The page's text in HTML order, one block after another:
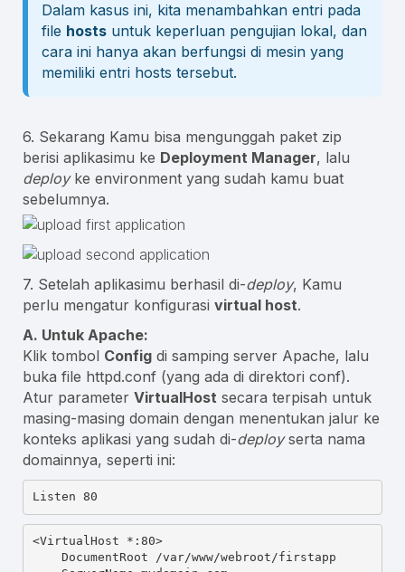
Dalam kasus ini, kita menambahkan entri pada
file hosts untuk keperluan pengujian lokal, dan
cara ini hanya akan berfungsi di mesin yang
memiliki entri hosts tersebut.
6. Sekarang Kamu bisa mengunggah paket zip
berisi aplikasimu ke Deployment Manager, lalu
deployke environment yang sudah kamu buat
sebelumnya.
7. Setelah aplikasimu berhasil di-deploy, Kamu
perlu mengatur konfigurasi virtual host.
A. Untuk Apache:
Klik tombol Config di samping server Apache, lalu
buka file httpd.conf (yang ada di direktori conf).
Atur parameter VirtualHost secara terpisah untuk
masing-masing domain dengan menentukan jalur ke
konteks aplikasi yang sudah di-deployserta nama
domainnya, seperti ini:
Listen 80
<VirtualHost *:80>
DocumentRoot
/var/www/webroot/firstapp